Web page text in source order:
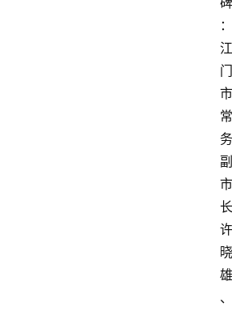
：
江
门
市
常
务
副
市
长
许
晓
雄
、